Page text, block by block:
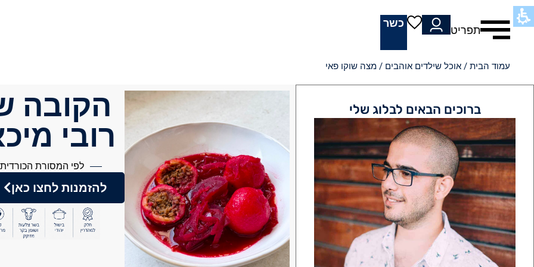
תפריט
כשר
עמוד הבית / אוכל שילדים אוהבים / מצה שוקו פאי
ברוכים הבאים לבלוג שלי
הקובה
רובי
לפי המסורת הכורדית
להזמנות לחצו כאן